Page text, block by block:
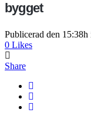
bygget
Publicerad den 15:38h
0 Likes
Share